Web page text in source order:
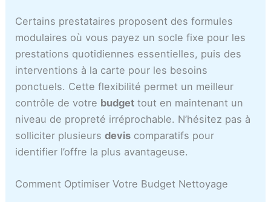
Certains prestataires proposent des formules
modulaires où vous payez un socle fixe pour les
prestations quotidiennes essentielles, puis des
interventions à la carte pour les besoins
ponctuels. Cette flexibilité permet un meilleur
contrôle de votre budget tout en maintenant un
niveau de propreté irréprochable. N’hésitez pas à
solliciter plusieursdevis comparatifs pour
identifier l’offre la plus avantageuse.
Comment Optimiser Votre Budget Nettoyage